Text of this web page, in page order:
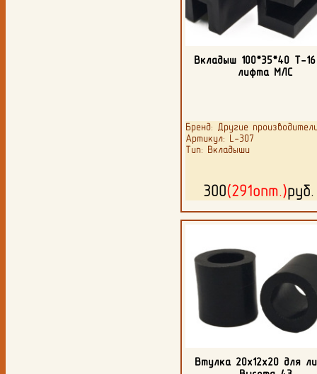
Вкладыш 100*35*40 Т-
лифта МЛС
Бренд: Другие
Артикул: L-307
Тип: Вкладыши
300(291опт.)
Втулка 20х12х20 для